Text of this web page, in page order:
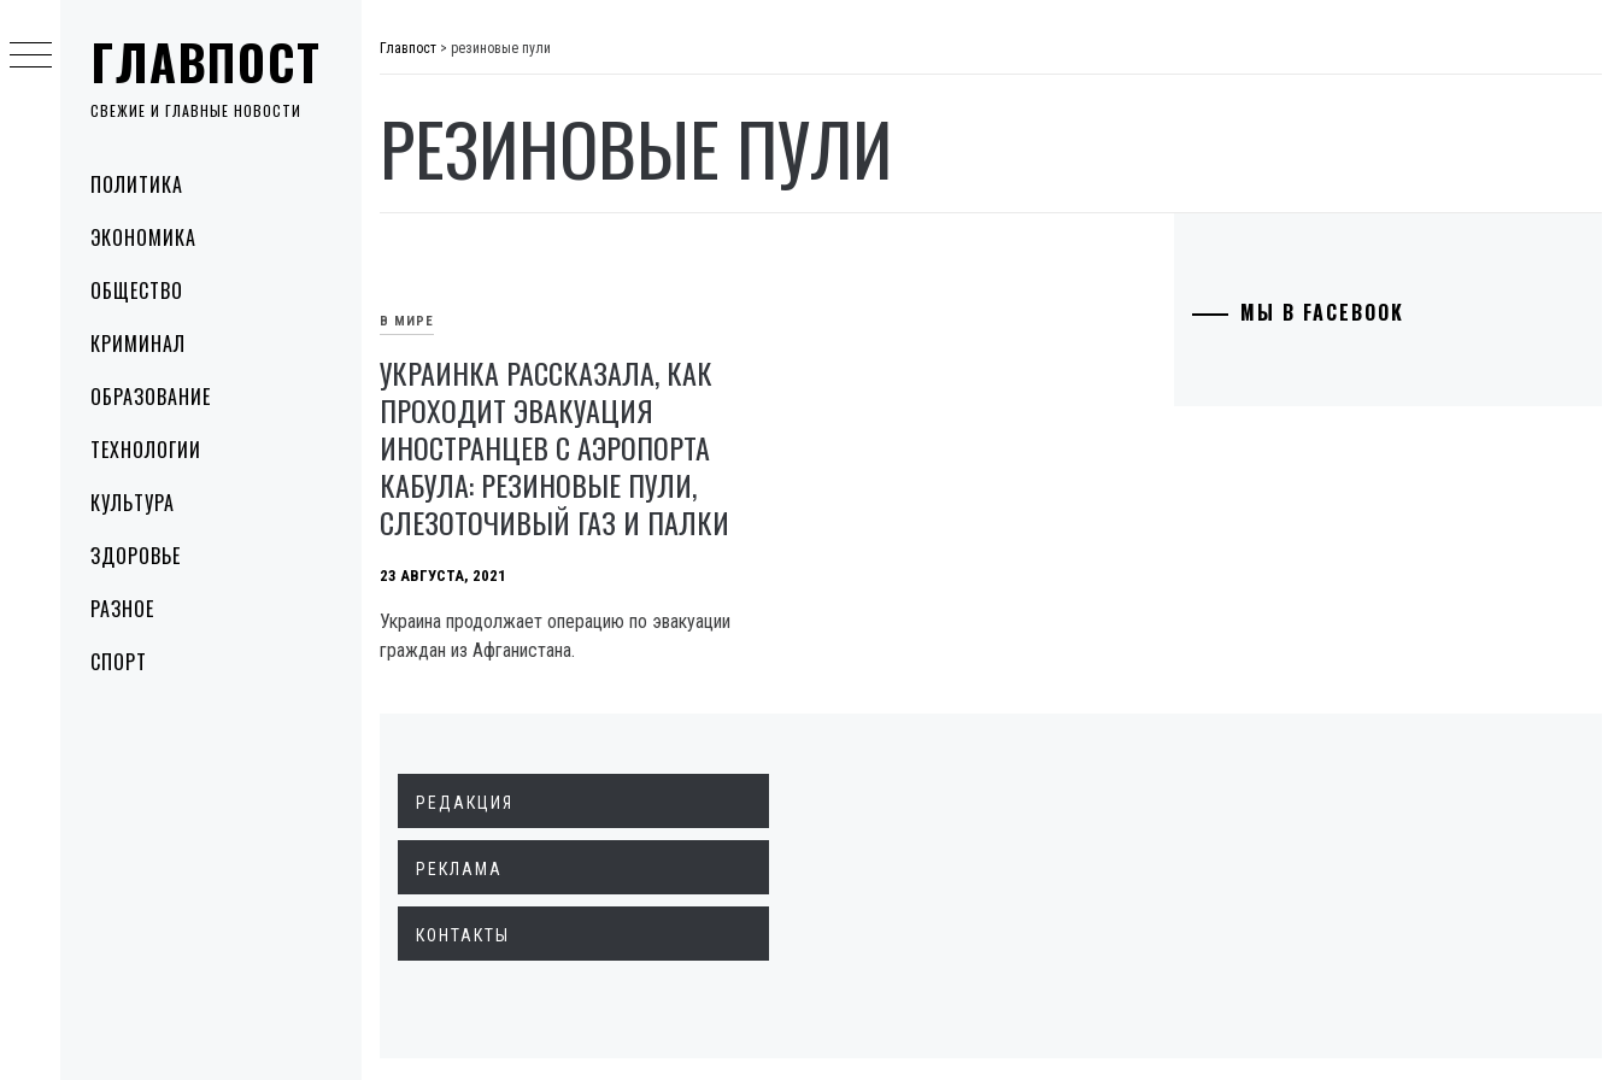
ГЛАВПОСТ
СВЕЖИЕ И ГЛАВНЫЕ НОВОСТИ
MenuПОЛИТИКА
ЭКОНОМИКА
ОБЩЕСТВО
КРИМИНАЛ
ОБРАЗОВАНИЕ
ТЕХНОЛОГИИ
КУЛЬТУРА
ЗДОРОВЬЕ
РАЗНОЕ
СПОРТ
to
content
Главпост > резиновые пули
РЕЗИНОВЫЕ ПУЛИ
В МИРЕ
УКРАИНКА РАССКАЗАЛА, КАК
ПРОХОДИТ ЭВАКУАЦИЯ
ИНОСТРАНЦЕВ С АЭРОПОРТА
КАБУЛА: РЕЗИНОВЫЕ ПУЛИ,
СЛЕЗОТОЧИВЫЙ ГАЗ И ПАЛКИ
23 АВГУСТА, 2021
Украина продолжает операцию по эвакуации
граждан из Афганистана.
МЫ В FACEBOOK
РЕДАКЦИЯ
РЕКЛАМА
КОНТАКТЫ